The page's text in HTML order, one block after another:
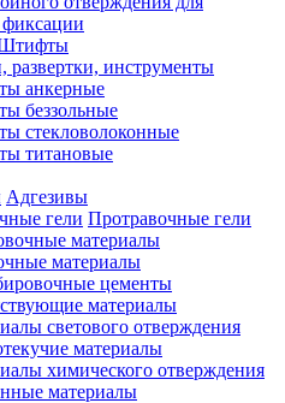
развертки, инструменты
анкерные
беззольные
стекловолоконные
титановые
Адгезивы
Протравочные гели
материалы
цементы
материалы
светового отверждения
материалы
химического отверждения
материалы